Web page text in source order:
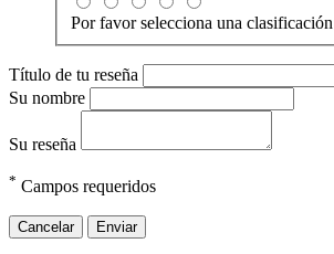
Por favor selecciona una clasificación
Título de tu reseña
Su nombre
Su reseña
* Campos requeridos
Cancelar Enviar